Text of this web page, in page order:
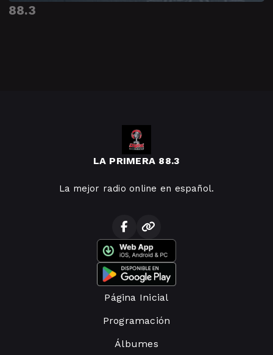
88.3
LA PRIMERA 88.3
La mejor radio online en español.
Página Inicial
Programación
Álbumes